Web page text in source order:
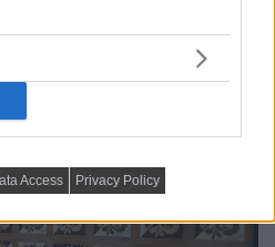
Access Privacy Policy
ötlet, amivel akár